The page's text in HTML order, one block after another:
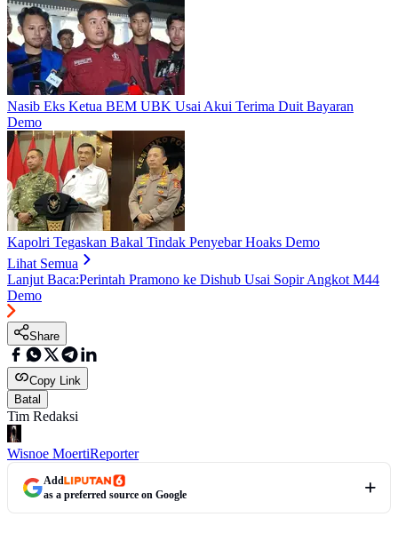
Nasib Eks Ketua BEM UBK Usai Akui Terima Duit Bayaran
Demo
Kapolri Tegaskan Bakal Tindak Penyebar Hoaks Demo
Lihat Semua
Lanjut Baca:Perintah Pramono ke Dishub Usai Sopir Angkot M44
Demo
Share
Copy Link
Batal
Tim Redaksi
Wisnoe MoertiReporter
Add
as a preferred source on Google